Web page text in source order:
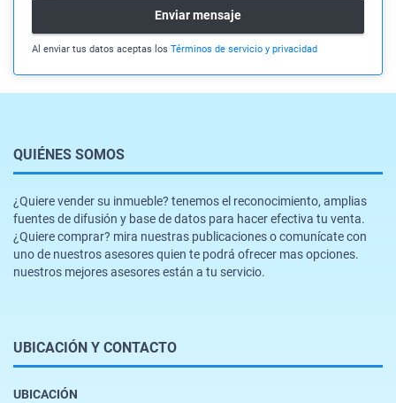
Enviar mensaje
Al enviar tus datos aceptas los Términos de servicio y privacidad
QUIÉNES SOMOS
¿Quiere vender su inmueble? tenemos el reconocimiento, amplias
fuentes de difusión y base de datos para hacer efectiva tu venta.
¿Quiere comprar? mira nuestras publicaciones o comunícate con
uno de nuestros asesores quien te podrá ofrecer mas opciones.
nuestros mejores asesores están a tu servicio.
UBICACIÓN Y CONTACTO
UBICACIÓN